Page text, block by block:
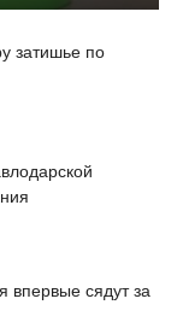
затишье по
впервые сядут за